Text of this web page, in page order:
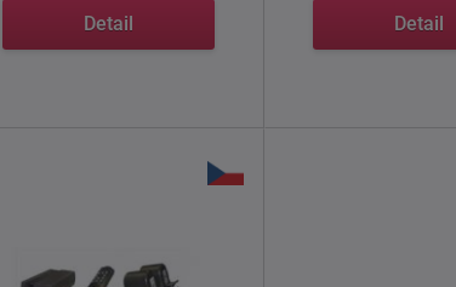
Detail Detail